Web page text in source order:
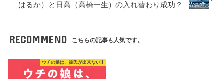
はるか）と日高（高橋一生）の入れ替わり成功？
RECOMMEND こちらの記事も人気です。
ウチの娘は、彼氏が出来ない!!